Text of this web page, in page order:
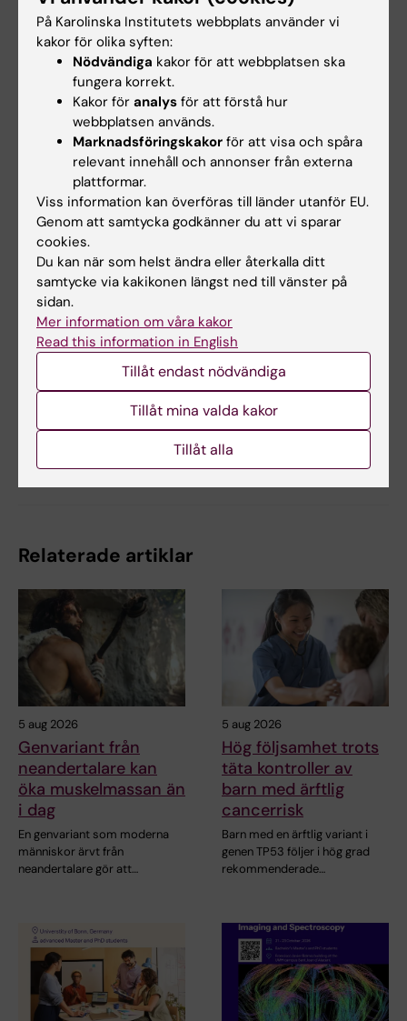
författarlista finns i artikeln),Science,
september 2019, doi: 10.1126/science.aav7188.
Länkar
Mer läsning: Tema MS
Tags
Autoimmuna sjukdomar Genetik
Klinisk neurovetenskap Multipel skleros
Neurodegenerativa sjukdomar
Uppdaterad av:
2020-12-01
Dela
Relaterade artiklar
5 aug 2026
Genvariant från
neandertalare kan
öka muskelmassan än
i dag
En genvariant som moderna
människor ärvt från
neandertalare gör att…
5 aug 2026
Hög följsamhet trots
täta kontroller av
barn med ärftlig
cancerrisk
Barn med en ärftlig variant i
genen TP53 följer i hög grad
rekommenderade…
På Karolinska Institutets webbplats använder vi
kakor för olika syften:
Nödvändiga kakor för att webbplatsen ska
fungera korrekt.
Kakor för analys för att förstå hur
webbplatsen används.
Marknadsföringskakor för att visa och spåra
relevant innehåll och annonser från externa
plattformar.
Viss information kan överföras till länder utanför EU.
Genom att samtycka godkänner du att vi sparar
cookies.
Du kan när som helst ändra eller återkalla ditt
samtycke via kakikonen längst ned till vänster på
sidan.
Mer information om våra kakor
Read this information in English
Tillåt endast nödvändiga
Tillåt mina valda kakor
Tillåt alla